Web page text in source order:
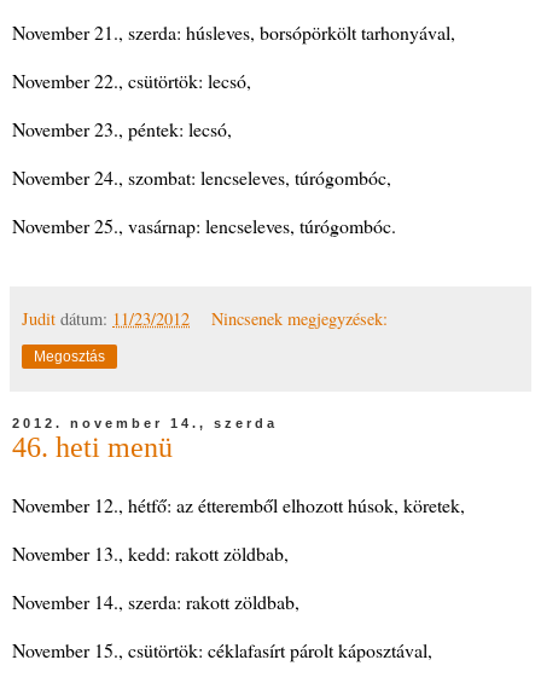
November 21., szerda: húsleves, borsópörkölt tarhonyával,
November 22., csütörtök: lecsó,
November 23., péntek: lecsó,
November 24., szombat: lencseleves, túrógombóc,
November 25., vasárnap: lencseleves, túrógombóc.
Judit dátum: 11/23/2012 Nincsenek megjegyzések:
Megosztás
2012. november 14., szerda
46. heti menü
November 12., hétfő: az étteremből elhozott húsok, köretek,
November 13., kedd: rakott zöldbab,
November 14., szerda: rakott zöldbab,
November 15., csütörtök: céklafasírt párolt káposztával,